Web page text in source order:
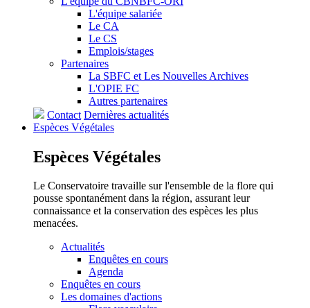
L'équipe salariée
Le CA
Le CS
Emplois/stages
Partenaires
La SBFC et Les Nouvelles Archives
L'OPIE FC
Autres partenaires
Contact Dernières actualités
Espèces Végétales
Espèces Végétales
Le Conservatoire travaille sur l'ensemble de la flore qui
pousse spontanément dans la région, assurant leur
connaissance et la conservation des espèces les plus
menacées.
Actualités
Enquêtes en cours
Agenda
Enquêtes en cours
Les domaines d'actions